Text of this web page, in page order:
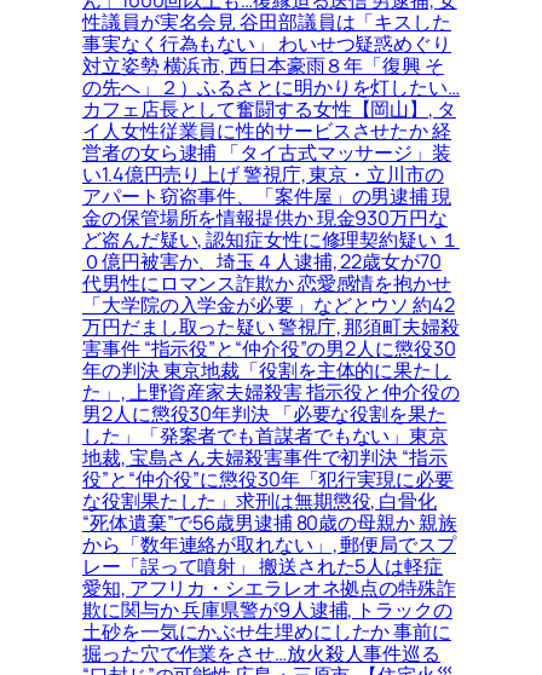
性議員が実名会見 谷田部議員は「キスした
事実なく行為もない」 わいせつ疑惑めぐり
対立姿勢 横浜市, 西日本豪雨８年「復興 そ
の先へ」２）ふるさとに明かりを灯したい…
カフェ店長として奮闘する女性【岡山】, タ
イ人女性従業員に性的サービスさせたか 経
営者の女ら逮捕 「タイ古式マッサージ」装
い1.4億円売り上げ 警視庁, 東京・立川市の
アパート窃盗事件、「案件屋」の男逮捕 現
金の保管場所を情報提供か 現金930万円な
ど盗んだ疑い, 認知症女性に修理契約疑い １
０億円被害か、埼玉４人逮捕, 22歳女が70
代男性にロマンス詐欺か 恋愛感情を抱かせ
「大学院の入学金が必要」などとウソ 約42
万円だまし取った疑い 警視庁, 那須町夫婦殺
害事件 “指示役”と“仲介役”の男2人に懲役30
年の判決 東京地裁「役割を主体的に果たし
た」, 上野資産家夫婦殺害 指示役と仲介役の
男2人に懲役30年判決 「必要な役割を果た
した」「発案者でも首謀者でもない」東京
地裁, 宝島さん夫婦殺害事件で初判決 “指示
役”と“仲介役”に懲役30年「犯行実現に必要
な役割果たした」求刑は無期懲役, 白骨化
“死体遺棄”で56歳男逮捕 80歳の母親か 親族
から「数年連絡が取れない」, 郵便局でスプ
レー「誤って噴射」 搬送された5人は軽症
愛知, アフリカ・シエラレオネ拠点の特殊詐
欺に関与か 兵庫県警が9人逮捕, トラックの
土砂を一気にかぶせ生埋めにしたか 事前に
掘った穴で作業をさせ…放火殺人事件巡る